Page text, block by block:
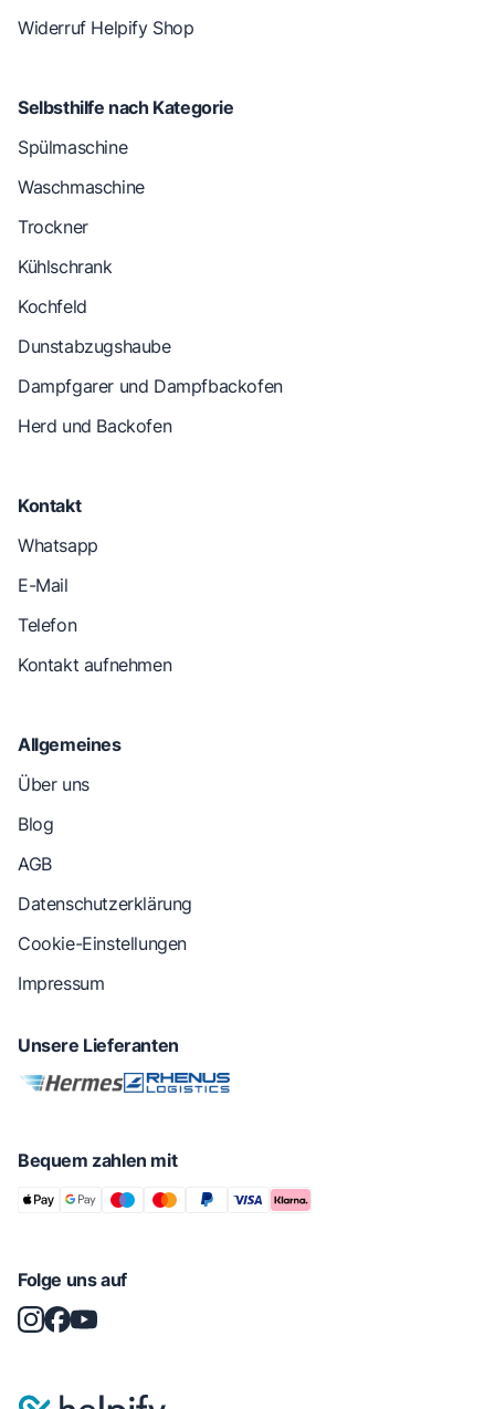
Widerruf Helpify Shop
Selbsthilfe nach Kategorie
Spülmaschine
Waschmaschine
Trockner
Kühlschrank
Kochfeld
Dunstabzugshaube
Dampfgarer und Dampfbackofen
Herd und Backofen
Kontakt
Whatsapp
E-Mail
Telefon
Kontakt aufnehmen
Allgemeines
Über uns
Blog
AGB
Datenschutzerklärung
Cookie-Einstellungen
Impressum
Unsere Lieferanten
Bequem zahlen mit
Folge uns auf